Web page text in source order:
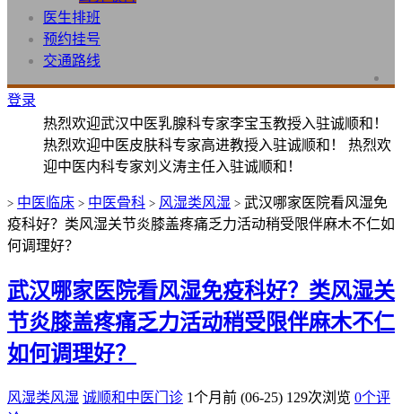
医生排班
预约挂号
交通路线
登录
热烈欢迎武汉中医乳腺科专家李宝玉教授入驻诚顺和！
热烈欢迎中医皮肤科专家高进教授入驻诚顺和！ 热烈欢
迎中医内科专家刘义涛主任入驻诚顺和！
> 中医临床 > 中医骨科 > 风湿类风湿 > 武汉哪家医院看风湿免
疫科好？类风湿关节炎膝盖疼痛乏力活动稍受限伴麻木不仁如
何调理好？
武汉哪家医院看风湿免疫科好？类风湿关
节炎膝盖疼痛乏力活动稍受限伴麻木不仁
如何调理好？
风湿类风湿 诚顺和中医门诊 1个月前 (06-25) 129次浏览 0个评